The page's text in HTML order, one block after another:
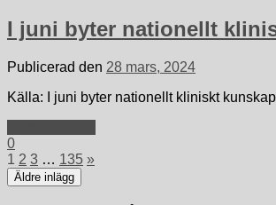
I juni byter nationellt
Publicerad den 28 mars, 2024
Källa: I juni byter nationellt kliniskt
0
1 2 3 … 135 »
Äldre inlägg